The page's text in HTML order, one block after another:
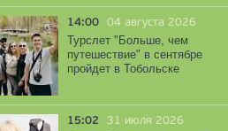
14:00 04 августа 2026
Турслет "Больше, чем
путешествие" в сентябре
пройдет в Тобольске
15:02 31 июля 2026